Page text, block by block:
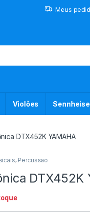
Meus
Violões
DTX452K YAMAHA
, Percussao
DTX452K